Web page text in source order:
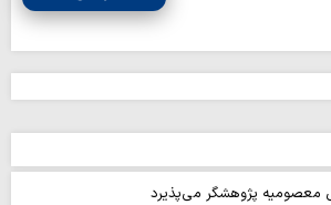
معصومیه پژوهشگر می‌پذیرد